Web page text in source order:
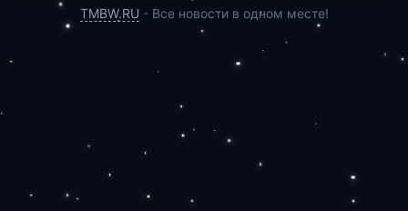
TMBW.RU - Все новости в одном месте!